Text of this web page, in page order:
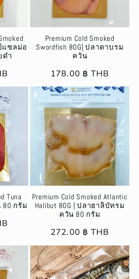
แซลม่อ
ดำ
Premium Cold Smoked
Swordfish 80G| ปลาดาบรม
ควัน
Regular
price
178.00 ฿ THB
Tuna
80 กรัม
Premium Cold Smoked Atlantic
Halibut 80G | ปลาฮาลิบัทรม
ควัน 80 กรัม
Regular
price
272.00 ฿ THB